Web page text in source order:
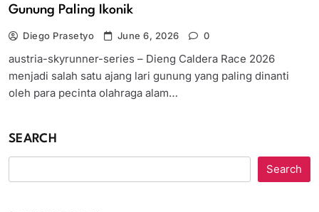
Gunung Paling Ikonik
Diego Prasetyo June 6, 2026 0
austria-skyrunner-series – Dieng Caldera Race 2026
menjadi salah satu ajang lari gunung yang paling dinanti
oleh para pecinta olahraga alam…
SEARCH
Search